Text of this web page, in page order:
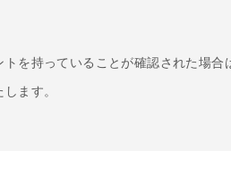
を持っていることが確認された場合
ます。